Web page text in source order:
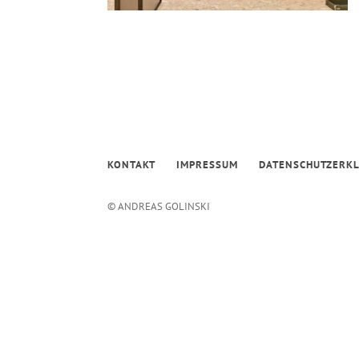
KONTAKT IMPRESSUM
© ANDREAS GOLINSKI